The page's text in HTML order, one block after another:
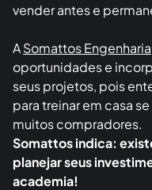
vender antes e
ASomattos Engenharia
oportunidades e
seus projetos, pois
para treinar em casa
muitos compradores.
Somattos indica:
planejar seus
academia!